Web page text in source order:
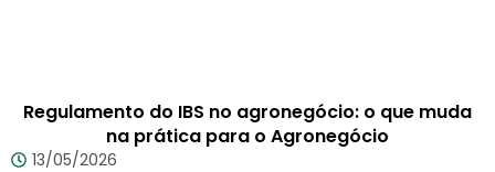
Regulamento do IBS no agronegócio: o que muda
na prática para o Agronegócio
13/05/2026